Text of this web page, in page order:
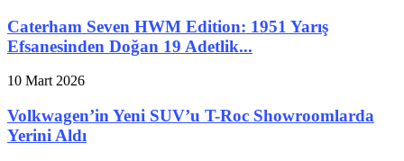
Caterham Seven HWM Edition: 1951 Yarış
Efsanesinden Doğan 19 Adetlik...
10 Mart 2026
Volkwagen’in Yeni SUV’u T-Roc Showroomlarda
Yerini Aldı